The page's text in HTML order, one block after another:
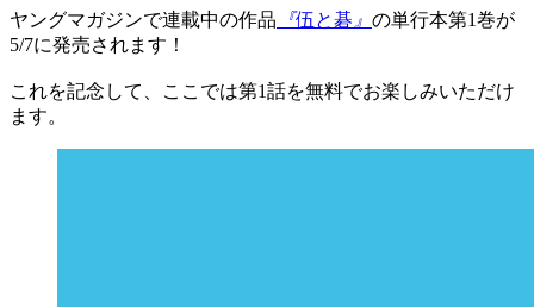
ヤングマガジンで連載中の作品 『伍と碁 』 の単行本第1巻が
5/7に発売されます！
これを記念して、ここでは第1話を無料でお楽しみいただけ
ます。